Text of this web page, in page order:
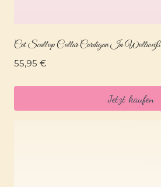
Cat Scallop Collar Cardigan In Wollweiß
55,95 €
Jetzt kaufen